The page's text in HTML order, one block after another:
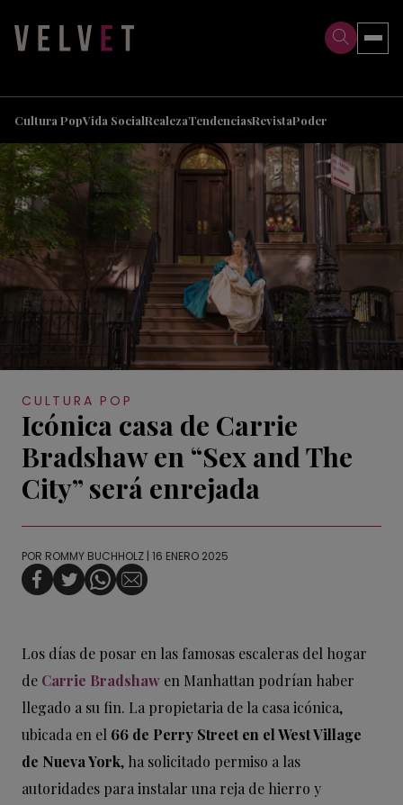
Cultura PopVida SocialRealezaTendenciasRevistaPoder
CULTURA POP
Icónica casa de Carrie
Bradshaw en “Sex and The
City” será enrejada
POR ROMMY BUCHHOLZ | 16 ENERO 2025
Los días de posar en las famosas escaleras del hogar
de Carrie Bradshaw en Manhattan podrían haber
llegado a su fin. La propietaria de la casa icónica,
ubicada en el 66 de Perry Street en el West Village
de Nueva York, ha solicitado permiso a las
autoridades para instalar una reja de hierro y